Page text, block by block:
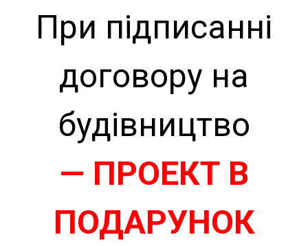
При підписанні
договору на
будівництво
— ПРОЕКТ В
ПОДАРУНОК